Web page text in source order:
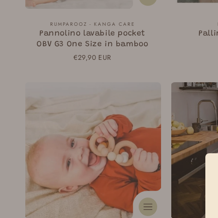
e
Fornitore:
RUMPAROOZ - KANGA CARE
Pannolino lavabile pocket
OBV G3 One Size in bamboo
Prezzo
€29,90 EUR